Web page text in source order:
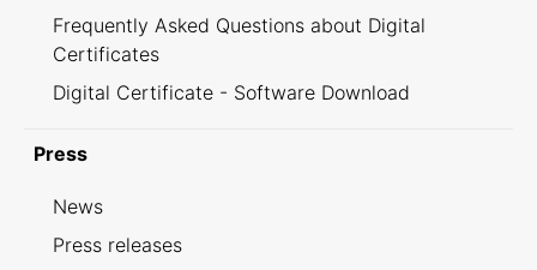
Frequently Asked Questions about Digital
Certificates
Digital Certificate - Software Download
Press
News
Press releases